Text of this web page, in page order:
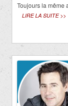
Toujours la même
LIRE LA SUITE >>